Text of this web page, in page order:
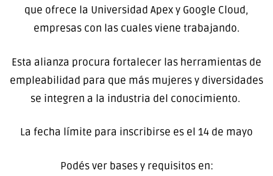
que ofrece la Universidad Apex y Google Cloud,
empresas con las cuales viene trabajando.
Esta alianza procura fortalecer las herramientas de
empleabilidad para que más mujeres y diversidades
se integren a la industria del conocimiento.
La fecha límite para inscribirse es el 14 de mayo
Podés ver bases y requisitos en: